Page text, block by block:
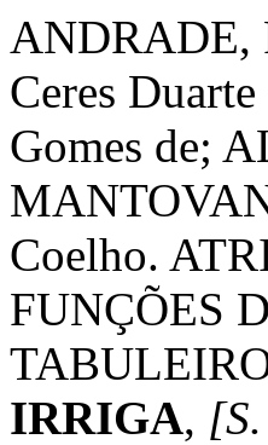
ANDRADE,
Ceres
Gomes de;
Coelho.
FUNÇÕES
IRRIGA,